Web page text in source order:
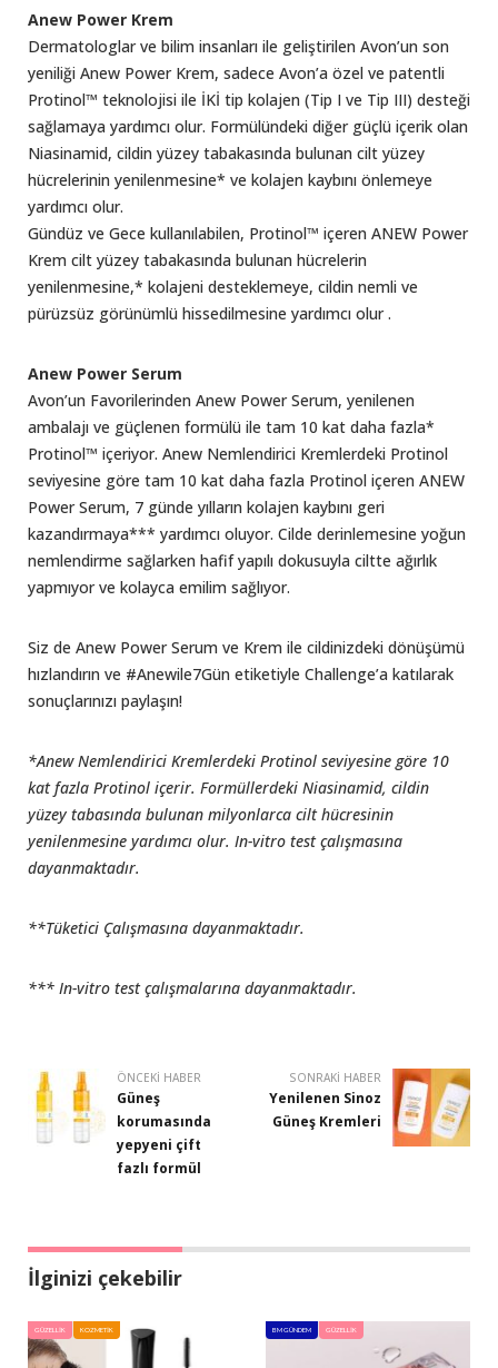
Anew Power Krem
Dermatologlar ve bilim insanları ile geliştirilen Avon’un son
yeniliği Anew Power Krem, sadece Avon’a özel ve patentli
Protinol™ teknolojisi ile İKİ tip kolajen (Tip I ve Tip III) desteği
sağlamaya yardımcı olur. Formülündeki diğer güçlü içerik olan
Niasinamid, cildin yüzey tabakasında bulunan cilt yüzey
hücrelerinin yenilenmesine* ve kolajen kaybını önlemeye
yardımcı olur.
Gündüz ve Gece kullanılabilen, Protinol™ içeren ANEW Power
Krem cilt yüzey tabakasında bulunan hücrelerin
yenilenmesine,* kolajeni desteklemeye, cildin nemli ve
pürüzsüz görünümlü hissedilmesine yardımcı olur .
Anew Power Serum
Avon’un Favorilerinden Anew Power Serum, yenilenen
ambalajı ve güçlenen formülü ile tam 10 kat daha fazla*
Protinol™ içeriyor. Anew Nemlendirici Kremlerdeki Protinol
seviyesine göre tam 10 kat daha fazla Protinol içeren ANEW
Power Serum, 7 günde yılların kolajen kaybını geri
kazandırmaya*** yardımcı oluyor. Cilde derinlemesine yoğun
nemlendirme sağlarken hafif yapılı dokusuyla ciltte ağırlık
yapmıyor ve kolayca emilim sağlıyor.
Siz de Anew Power Serum ve Krem ile cildinizdeki dönüşümü
hızlandırın ve #Anewile7Gün etiketiyle Challenge’a katılarak
sonuçlarınızı paylaşın!
*Anew Nemlendirici Kremlerdeki Protinol seviyesine göre 10
kat fazla Protinol içerir. Formüllerdeki Niasinamid, cildin
yüzey tabasında bulunan milyonlarca cilt hücresinin
yenilenmesine yardımcı olur. In-vitro test çalışmasına
dayanmaktadır.
**Tüketici Çalışmasına dayanmaktadır.
*** In-vitro test çalışmalarına dayanmaktadır.
ÖNCEKI HABER
Güneş
korumasında
yepyeni çift
fazlı formül
SONRAKI HABER
Yenilenen Sinoz
Güneş Kremleri
İlginizi çekebilir
GÜZELLIK KOZMETIK BM GÜNDEM GÜZELLIK